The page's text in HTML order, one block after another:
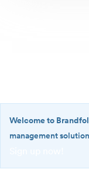
Welcome to
management